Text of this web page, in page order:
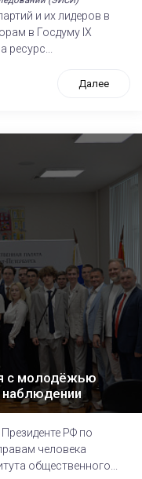
и их лидеров в
в Госдуму IХ
Далее
с молодёжью
наблюдении
РФ по
человека
общественного...